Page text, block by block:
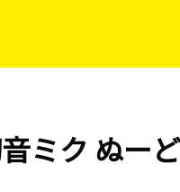
ミク ぬー